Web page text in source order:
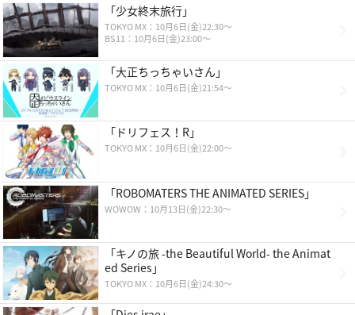
「少女終末旅行」
TOKYO MX：10月6日(金)22:30～
BS11：10月6日(金)23:00～
「大正ちっちゃいさん」
TOKYO MX：10月6日(金)21:54〜
「ドリフェス！R」
TOKYO MX：10月6日(金)22:00～
「ROBOMATERS THE ANIMATED SERIES」
WOWOW：10月13日(金)22:30～
「キノの旅 -the Beautiful World- the Animat
ed Series」
TOKYO MX：10月6日(金)24:30〜